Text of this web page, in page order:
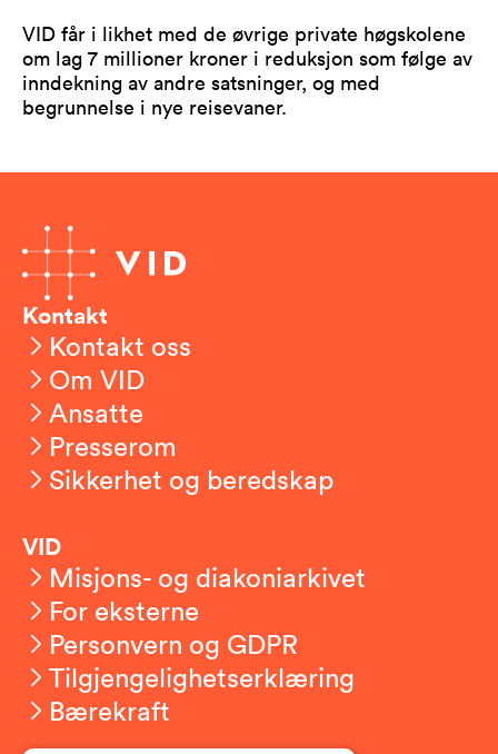
VID får i likhet med de øvrige private høgskolene
om lag 7 millioner kroner i reduksjon som følge av
inndekning av andre satsninger, og med
begrunnelse i nye reisevaner.
Kontakt
Kontakt oss
Om VID
Ansatte
Presserom
Sikkerhet og beredskap
VID
Misjons- og diakoniarkivet
For eksterne
Personvern og GDPR
Tilgjengelighetserklæring
Bærekraft